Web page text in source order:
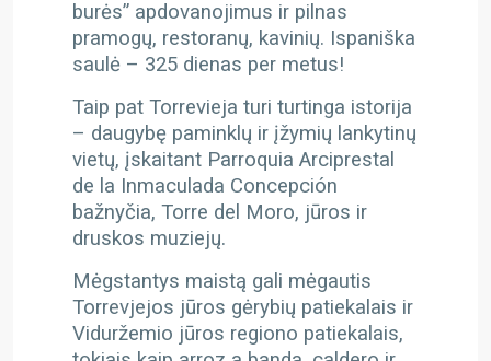
burės” apdovanojimus ir pilnas
pramogų, restoranų, kavinių. Ispaniška
saulė – 325 dienas per metus!
Taip pat Torrevieja turi turtinga istorija
– daugybę paminklų ir įžymių lankytinų
vietų, įskaitant Parroquia Arciprestal
de la Inmaculada Concepción
bažnyčia, Torre del Moro, jūros ir
druskos muziejų.
Mėgstantys maistą gali mėgautis
Torrevjejos jūros gėrybių patiekalais ir
Viduržemio jūros regiono patiekalais,